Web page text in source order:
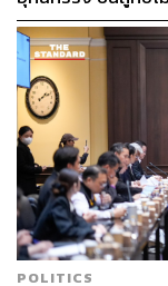
POLITICS